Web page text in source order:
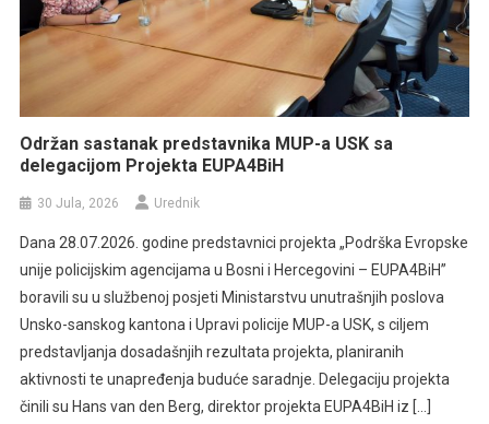
Održan sastanak predstavnika MUP-a USK sa
delegacijom Projekta EUPA4BiH
30 Jula, 2026 Urednik
Dana 28.07.2026. godine predstavnici projekta „Podrška Evropske
unije policijskim agencijama u Bosni i Hercegovini – EUPA4BiH”
boravili su u službenoj posjeti Ministarstvu unutrašnjih poslova
Unsko-sanskog kantona i Upravi policije MUP-a USK, s ciljem
predstavljanja dosadašnjih rezultata projekta, planiranih
aktivnosti te unapređenja buduće saradnje. Delegaciju projekta
činili su Hans van den Berg, direktor projekta EUPA4BiH iz […]